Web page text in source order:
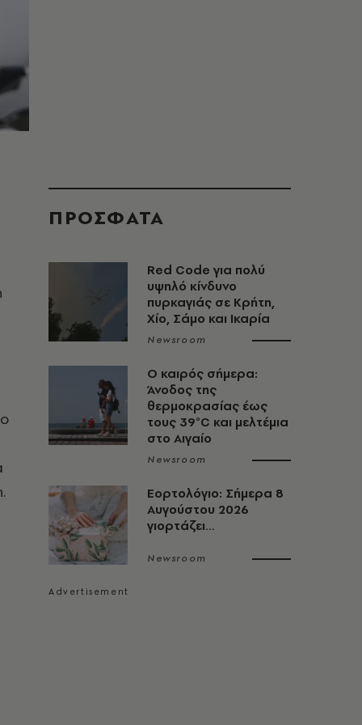
ΠΡΟΣΦΑΤΑ
Red Code για πολύ
υψηλό κίνδυνο
πυρκαγιάς σε Κρήτη,
Χίο, Σάμο και Ικαρία
Newsroom
Ο καιρός σήμερα:
Άνοδος της
θερμοκρασίας έως
τους 39°C και μελτέμια
στο Αιγαίο
Newsroom
Εορτολόγιο: Σήμερα 8
Αυγούστου 2026
γιορτάζει…
Newsroom